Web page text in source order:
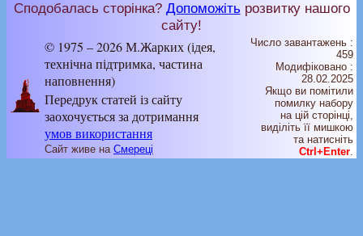
Сподобалась сторінка? Допоможіть розвитку нашого
сайту!
© 1975 – 2026 М.Жарких (ідея,
технічна підтримка, частина
наповнення)
Передрук статей із сайту
заохочується за дотримання
умов використання
Сайт живе на Смереці
Число завантажень :
459
Модифіковано :
28.02.2025
Якщо ви помітили
помилку набору
на цiй сторiнцi,
видiлiть її мишкою
та натисніть
Ctrl+Enter.